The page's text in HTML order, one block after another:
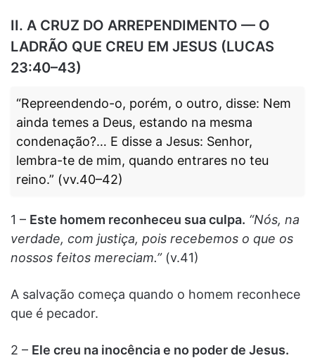
II. A CRUZ DO ARREPENDIMENTO — O
LADRÃO QUE CREU EM JESUS (LUCAS
23:40–43)
“Repreendendo-o, porém, o outro, disse: Nem
ainda temes a Deus, estando na mesma
condenação?… E disse a Jesus: Senhor,
lembra-te de mim, quando entrares no teu
reino.” (vv.40–42)
1 – Este homem reconheceu sua culpa. “Nós, na
verdade, com justiça, pois recebemos o que os
nossos feitos mereciam.” (v.41)
A salvação começa quando o homem reconhece
que é pecador.
2 – Ele creu na inocência e no poder de Jesus.